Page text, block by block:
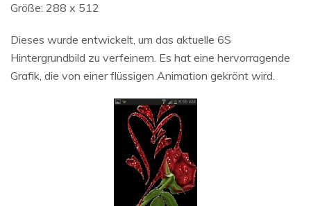
Größe: 288 x 512
Dieses wurde entwickelt, um das aktuelle 6S
Hintergrundbild zu verfeinern. Es hat eine hervorragende
Grafik, die von einer flüssigen Animation gekrönt wird.